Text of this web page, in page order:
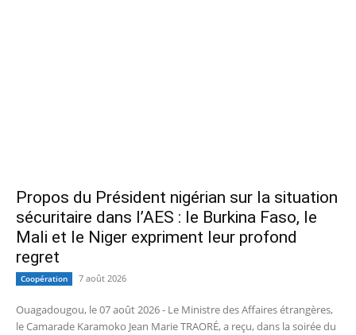
Propos du Président nigérian sur la situation
sécuritaire dans l’AES : le Burkina Faso, le
Mali et le Niger expriment leur profond
regret
Coopération 7 août 2026
Ouagadougou, le 07 août 2026 - Le Ministre des Affaires étrangères,
le Camarade Karamoko Jean Marie TRAORÉ, a reçu, dans la soirée du